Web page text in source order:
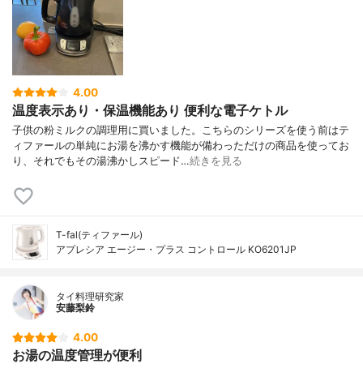
4.00
温度表示あり・保温機能あり 便利な電子ケトル
子供の粉ミルクの調理用に買いました。こちらのシリーズを使う前はテ
ィファールの単純にお湯を沸かす機能が備わっただけの商品を使ってお
り、それでもその湯沸かしスピード…続きを見る
T-fal(ティファール)
アプレシア エージー・プラス コントロール KO6201JP
タイ料理研究家
安藤梨鈴
4.00
お湯の温度管理が便利